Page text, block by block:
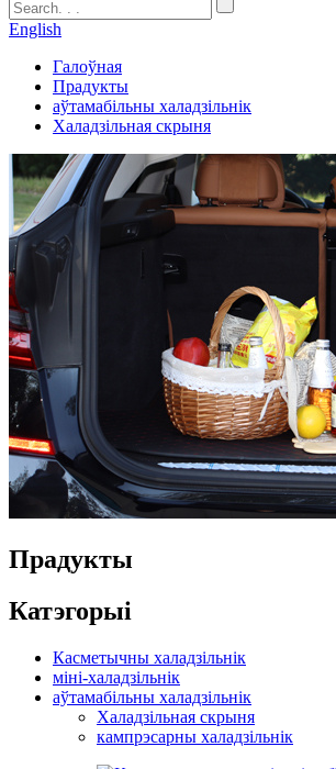
English
Галоўная
Прадукты
аўтамабільны халадзільнік
Халадзільная скрыня
Прадукты
Катэгорыі
Касметычны халадзільнік
міні-халадзільнік
аўтамабільны халадзільнік
Халадзільная скрыня
кампрэсарны халадзільнік